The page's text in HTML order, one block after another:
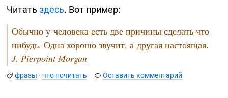
Читатьздесь. Вот пример:
Обычно у человека есть две причины сделать что
нибудь. Одна хорошо звучит, а другая настоящая.
J. Pierpoint Morgan
фразы ·что почитать Оставить комментарий